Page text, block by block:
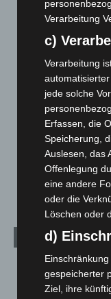
Blaulicht
Corona-News
Hannover und
Langenhagen
Leserbriefe
Menschen
Über uns
Veranstaltungen
Archiv
August 2026 (14)
Juli 2026 (73)
Verarbeitung
c)
Verarbeitung
jede solche
Erfassen, die
Speicherung,
Auslesen, das
Offenlegung
eine andere
oder die
Löschen oder
d)
gespeicherter
Ziel, ihre